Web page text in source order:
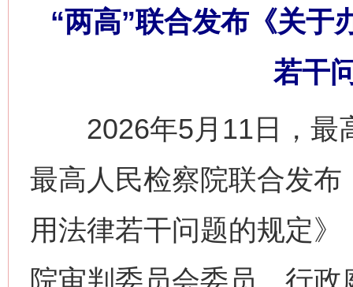
“两高”联合发布《关于
若干
2026年5月11日，最
最高人民检察院联合发
用法律若干问题的规定
院审判委员会委员、行